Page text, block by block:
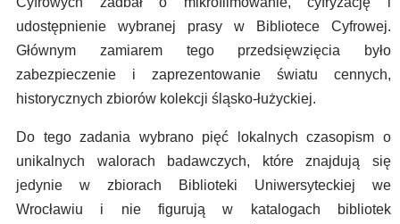
udostępnienie wybranej prasy w Bibliotece Cyfrowej.
Głównym zamiarem tego przedsięwzięcia było
zabezpieczenie i zaprezentowanie światu cennych,
historycznych zbiorów kolekcji śląsko-łużyckiej.
Do tego zadania wybrano pięć lokalnych czasopism o
unikalnych walorach badawczych, które znajdują się
jedynie w zbiorach Biblioteki Uniwersyteckiej we
Wrocławiu i nie figurują w katalogach bibliotek